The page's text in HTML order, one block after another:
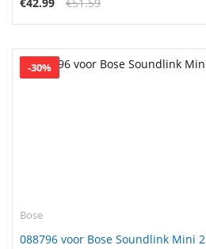
-30%
Bose
088796 voor Bose Soundlink Mini 2